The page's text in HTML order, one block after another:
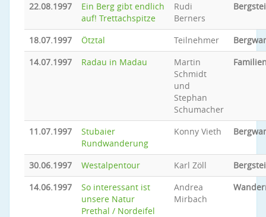
22.08.1997
Ein Berg gibt endlich
auf! Trettachspitze
Rudi
Berners
18.07.1997 Ötztal Teilnehmer
14.07.1997
Radau in Madau
Martin
Schmidt
und
Stephan
Schumacher
11.07.1997
Stubaier
Rundwanderung
Konny Vieth
30.06.1997 Westalpentour Karl Zöll
14.06.1997
So interessant ist
unsere Natur
Prethal / Nordeifel
Andrea
Mirbach